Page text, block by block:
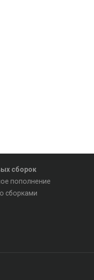
сборок
пополнение
сборками